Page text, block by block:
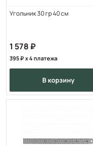
Угольник 30 гр 40 см
1 578
395 x 4 платежа
в корзину